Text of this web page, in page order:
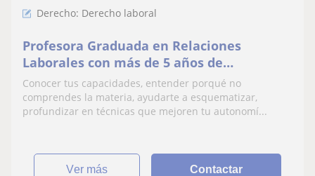
Derecho: Derecho laboral
Profesora Graduada en Relaciones
Laborales con más de 5 años de
experiencia
Conocer tus capacidades, entender porqué no
comprendes la materia, ayudarte a esquematizar,
profundizar en técnicas que mejoren tu autonomí...
ver más Contactar